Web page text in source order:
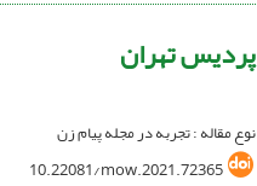
پردیس تهران
نوع مقاله : تجربه در مجله پیام زن
10.22081/mow.2021.72365